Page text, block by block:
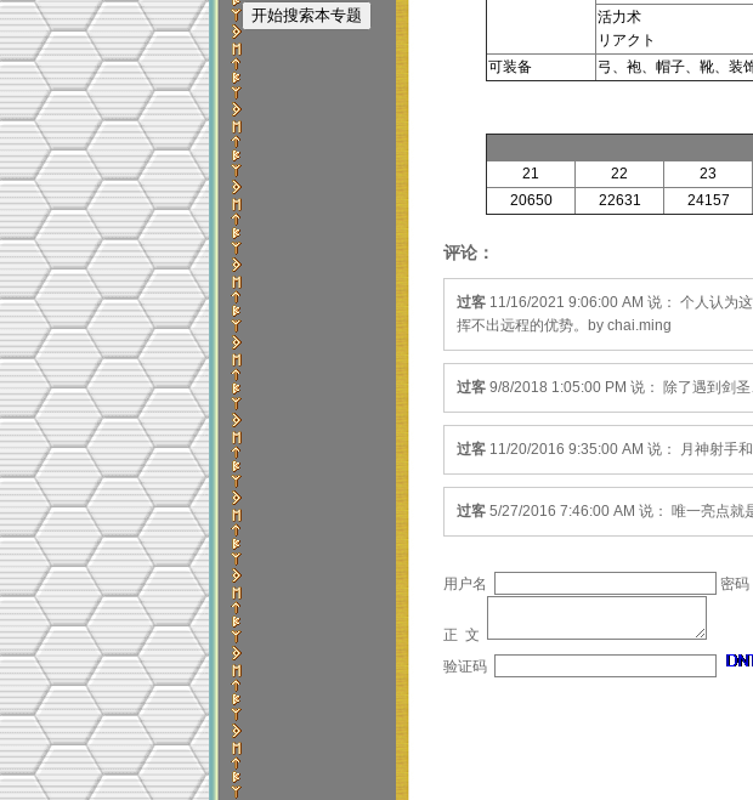
活力术
リアクト
可装备 弓、袍、帽子、靴、装
21
22 23
20650
22631 24157
评论：
过客 11/16/2021 9:06:00 AM 说： 个人认为
挥不出远程的优势。by chai.ming
过客 9/8/2018 1:05:00 PM 说： 除了遇到剑
过客 11/20/2016 9:35:00 AM 说： 月神射手
过客 5/27/2016 7:46:00 AM 说： 唯一亮点就
用户名
密码
正 文
验证码